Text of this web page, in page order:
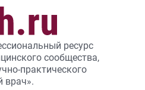
ресурс
сообщества,
практического
врач».